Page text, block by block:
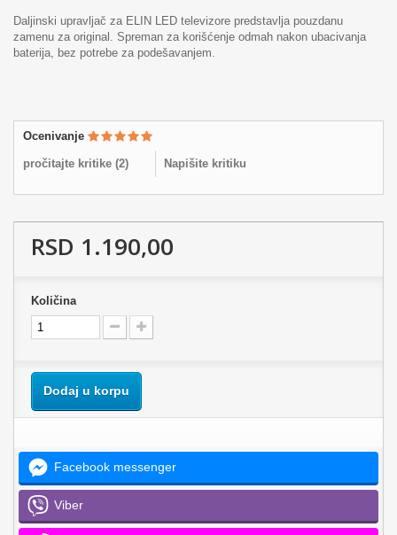
Daljinski upravljač za ELIN LED televizore predstavlja pouzdanu
zamenu za original. Spreman za korišćenje odmah nakon ubacivanja
baterija, bez potrebe za podešavanjem.
Ocenivanje
pročitajte kritike (2) Napišite kritiku
RSD 1.190,00
Količina
Dodaj u korpu
Facebook messenger
Viber